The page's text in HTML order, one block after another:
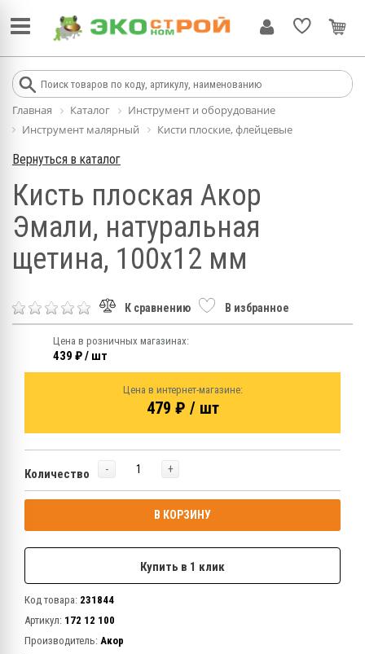
Главная Каталог
Инструмент и оборудование
Инструмент малярный
Кисти плоские, флейцевые
Вернуться в каталог
Кисть плоская Акор
Эмали, натуральная
щетина, 100х12 мм
К сравнению В избранное
Цена в розничных магазинах:
439 ₽ / шт
Цена в интернет-магазине:
479 ₽ / шт
Количество - +
В КОРЗИНУ
Купить в 1 клик
Код товара: 231844
Артикул: 172 12 100
Производитель: Акор